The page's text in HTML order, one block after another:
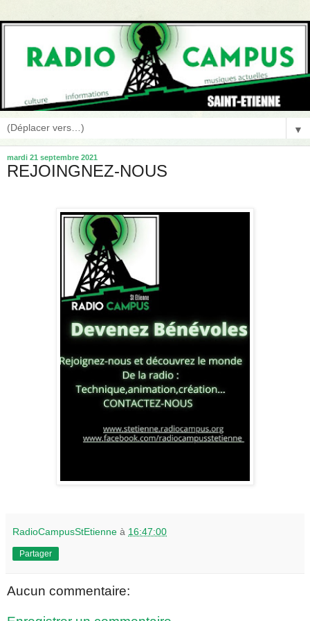
▼
mardi 21 septembre 2021
REJOINGNEZ-NOUS
RadioCampusStEtienne à 16:47:00
Partager
Aucun commentaire: